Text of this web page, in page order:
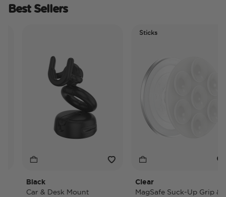
Best Sellers
Black
Car & Desk Mount
Sticks
Clear
MagSafe Suck-Up Grip &